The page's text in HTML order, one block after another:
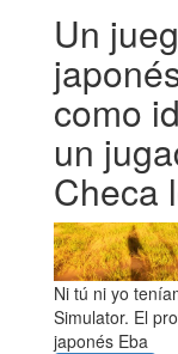
Un
como
un
Checa
Ni tú ni yo
Simulator. El
japonés Eba